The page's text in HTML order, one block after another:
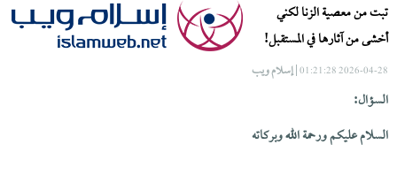
تبت من معصية الزنا لكني
أخشى من آثارها في المستقبل!
2026-04-28 01:21:28 | إسلام ويب
السؤال:
السلام عليكم ورحمة الله وبركاته